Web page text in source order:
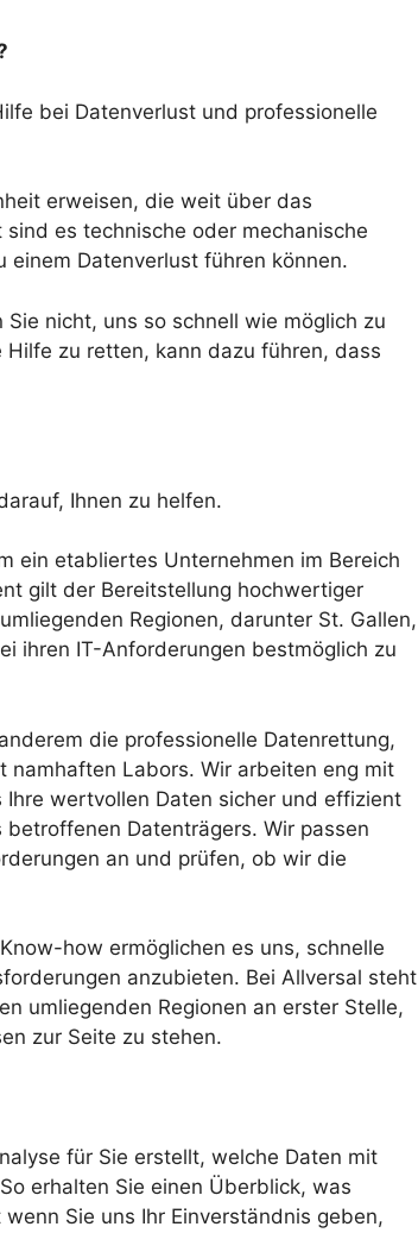
bei Datenverlust und professionelle
erweisen, die weit über das
es technische oder mechanische
einem Datenverlust führen können.
nicht, uns so schnell wie möglich zu
zu retten, kann dazu führen, dass
Ihnen zu helfen.
ein etabliertes Unternehmen im Bereich
gilt der Bereitstellung hochwertiger
Regionen, darunter St. Gallen,
ihren IT-Anforderungen bestmöglich zu
die professionelle Datenrettung,
namhaften Labors. Wir arbeiten eng mit
wertvollen Daten sicher und effizient
Datenträgers. Wir passen
an und prüfen, ob wir die
how ermöglichen es uns, schnelle
anzubieten. Bei Allversal steht
umliegenden Regionen an erster Stelle,
zur Seite zu stehen.
für Sie erstellt, welche Daten mit
erhalten Sie einen Überblick, was
Sie uns Ihr Einverständnis geben,